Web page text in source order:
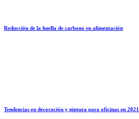
Reducción de la huella de carbono en alimentación
Tendencias en decoración y pintura para oficinas en 2021